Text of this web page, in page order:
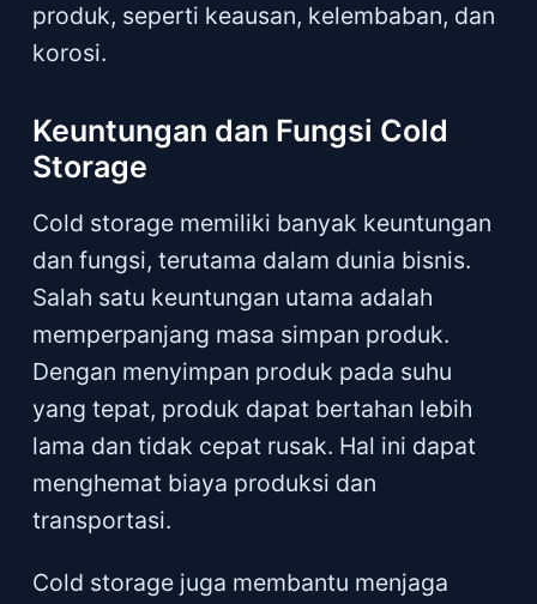
produk, seperti keausan, kelembaban, dan
korosi.
Keuntungan dan Fungsi Cold
Storage
Cold storage memiliki banyak keuntungan
dan fungsi, terutama dalam dunia bisnis.
Salah satu keuntungan utama adalah
memperpanjang masa simpan produk.
Dengan menyimpan produk pada suhu
yang tepat, produk dapat bertahan lebih
lama dan tidak cepat rusak. Hal ini dapat
menghemat biaya produksi dan
transportasi.
Cold storage juga membantu menjaga